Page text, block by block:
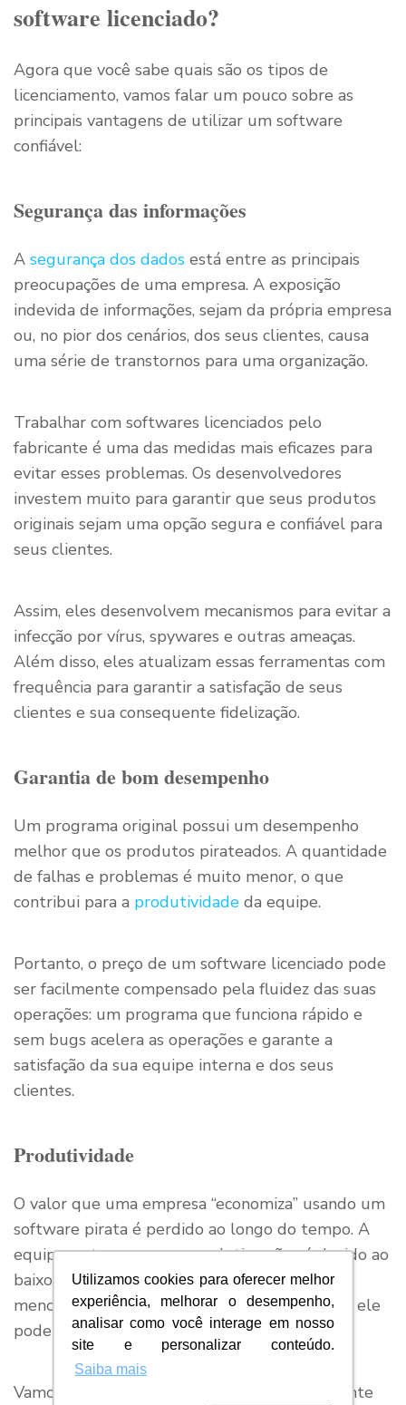
Utilizamos cookies para oferecer melhor
experiência, melhorar o desempenho,
analisar como você interage em nosso
site e personalizar conteúdo.
Saiba mais
software licenciado?
Agora que você sabe quais são os tipos de
licenciamento, vamos falar um pouco sobre as
principais vantagens de utilizar um software
confiável:
Segurança das informações
A segurança dos dados está entre as principais
preocupações de uma empresa. A exposição
indevida de informações, sejam da própria empresa
ou, no pior dos cenários, dos seus clientes, causa
uma série de transtornos para uma organização.
Trabalhar com softwares licenciados pelo
fabricante é uma das medidas mais eficazes para
evitar esses problemas. Os desenvolvedores
investem muito para garantir que seus produtos
originais sejam uma opção segura e confiável para
seus clientes.
Assim, eles desenvolvem mecanismos para evitar a
infecção por vírus, spywares e outras ameaças.
Além disso, eles atualizam essas ferramentas com
frequência para garantir a satisfação de seus
clientes e sua consequente fidelização.
Garantia de bom desempenho
Um programa original possui um desempenho
melhor que os produtos pirateados. A quantidade
de falhas e problemas é muito menor, o que
contribui para a produtividade da equipe.
Portanto, o preço de um software licenciado pode
ser facilmente compensado pela fluidez das suas
operações: um programa que funciona rápido e
sem bugs acelera as operações e garante a
satisfação da sua equipe interna e dos seus
clientes.
Produtividade
O valor que uma empresa “economiza” usando um
software pirata é perdido ao longo do tempo. A
equipe se torna menos produtiva não só devido ao
baixo desempenho do programa, como já
mencionamos, mas devido aos problemas que ele
pode causar.
Vamos pensar apenas em um exemplo, bastante